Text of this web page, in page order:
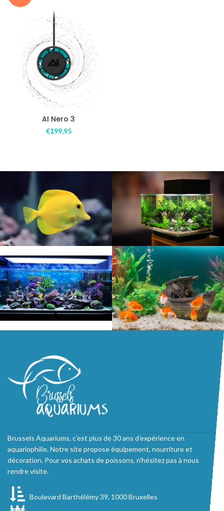
AI Nero 3
€199,95
Brussels Aquariums, c'est plus de 30 ans d'expérience en
aquariophilie. Notre site propose équipement, nourriture et
décoration. Pour vos achats de poissons, n'hésitez pas à nous
rendre visite.
Boulevard Barthélémy 39, 1000 Bruxelles